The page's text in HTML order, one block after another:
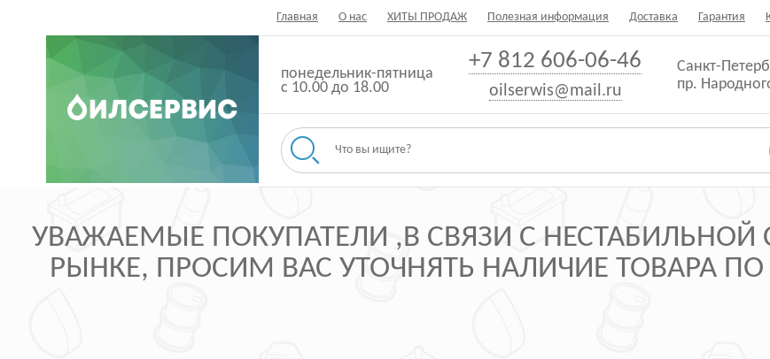
Главная О нас ХИТЫ ПРОДАЖ Полезная информация Доставка Гарантия
понедельник-пятница
с 10.00 до 18.00
+7 812 606-06-46
oilserwis@mail.ru
Санкт-
пр.
УВАЖАЕМЫЕ ПОКУПАТЕЛИ ,В СВЯЗИ С
РЫНКЕ, ПРОСИМ ВАС УТОЧНЯТЬ НАЛИЧИЕ ТОВАРА ПО